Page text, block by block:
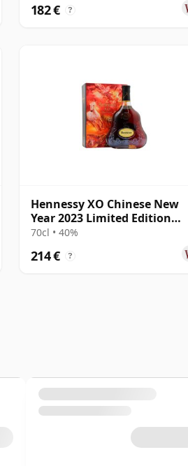
182 € ?
Hennessy XO Chinese New
Year 2023 Limited Edition
Cognac
70cl • 40%
214 € ?